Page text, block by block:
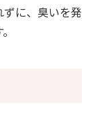
に、臭いを発